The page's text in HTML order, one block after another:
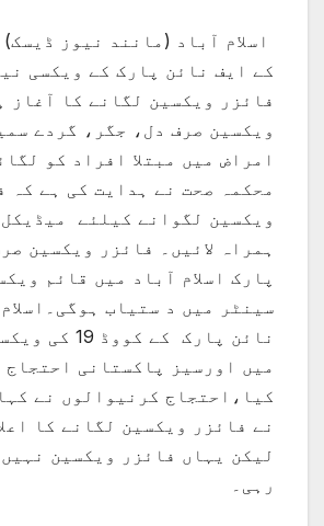
اسلام آباد (مانند نیوز ڈیسک)
کے ایف نائن پارک کے ویکسی
فائزر ویکسین لگانے کا آغاز
ویکسین صرف دل، جگر، گردے
امراض میں مبتلا افراد کو
محکمہ صحت نے ہدایت کی ہے کہ
ویکسین لگوانے کیلئے
ہمراہ لائیں۔ فائزر ویکسین
پارک اسلام آباد میں قائم
سینٹر میں د ستیاب
نائن پارک کے
میں اورسیز پاکستانی احتجاج
کیا،احتجاج کرنیوالوں نے
نے فائزر ویکسین لگانے کا
لیکن یہاں فائزر ویکسین
رہی۔